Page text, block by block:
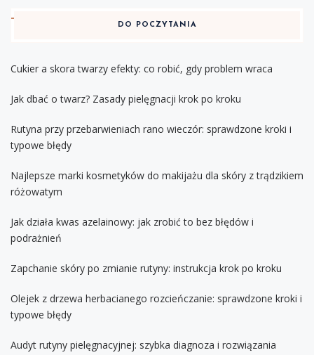
DO POCZYTANIA
Cukier a skora twarzy efekty: co robić, gdy problem wraca
Jak dbać o twarz? Zasady pielęgnacji krok po kroku
Rutyna przy przebarwieniach rano wieczór: sprawdzone kroki i
typowe błędy
Najlepsze marki kosmetyków do makijażu dla skóry z trądzikiem
różowatym
Jak działa kwas azelainowy: jak zrobić to bez błędów i
podrażnień
Zapchanie skóry po zmianie rutyny: instrukcja krok po kroku
Olejek z drzewa herbacianego rozcieńczanie: sprawdzone kroki i
typowe błędy
Audyt rutyny pielęgnacyjnej: szybka diagnoza i rozwiązania